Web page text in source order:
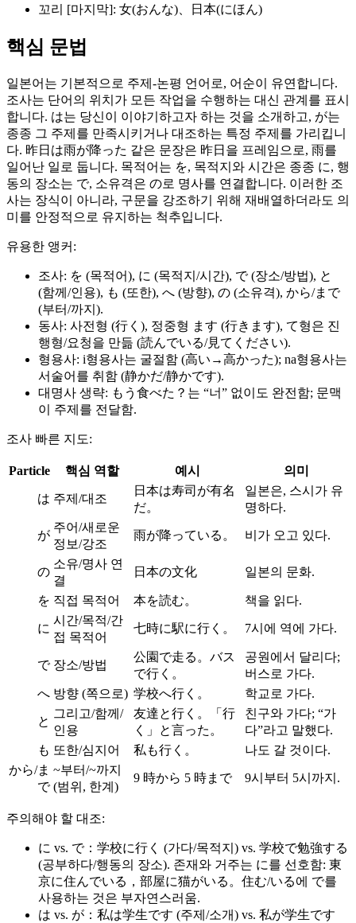
꼬리 [마지막]: 女(おんな)、日本(にほん)
핵심 문법
일본어는 기본적으로 주제-논평 언어로, 어순이 유연합니다.
조사는 단어의 위치가 모든 작업을 수행하는 대신 관계를 표시
합니다. は는 당신이 이야기하고자 하는 것을 소개하고, が는
종종 그 주제를 만족시키거나 대조하는 특정 주제를 가리킵니
다. 昨日は雨が降った 같은 문장은 昨日을 프레임으로, 雨를
일어난 일로 둡니다. 목적어는 を, 목적지와 시간은 종종 に, 행
동의 장소는 で, 소유격은 の로 명사를 연결합니다. 이러한 조
사는 장식이 아니라, 구문을 강조하기 위해 재배열하더라도 의
미를 안정적으로 유지하는 척추입니다.
유용한 앵커:
조사: を (목적어), に (목적지/시간), で (장소/방법), と
(함께/인용), も (또한), へ (방향), の (소유격), から/まで
(부터/까지).
동사: 사전형 (行く), 정중형 ます (行きます), て형은 진
행형/요청을 만듦 (読んでいる/見てください).
형용사: i형용사는 굴절함 (高い→高かった); na형용사는
서술어를 취함 (静かだ/静かです).
대명사 생략: もう食べた？는 “너” 없이도 완전함; 문맥
이 주제를 전달함.
조사 빠른 지도:
Particle 핵심 역할 예시 의미
は 주제/대조
日本は寿司が有名
だ。
일본은, 스시가 유
명하다.
が
주어/새로운
정보/강조
雨が降っている。 비가 오고 있다.
の
소유/명사 연
결
日本の文化 일본의 문화.
を 직접 목적어 本を読む。 책을 읽다.
に
시간/목적/간
접 목적어
七時に駅に行く。 7시에 역에 가다.
で 장소/방법
公園で走る。バス
で行く。
공원에서 달리다;
버스로 가다.
へ 방향 (쪽으로) 学校へ行く。 학교로 가다.
と
그리고/함께/
인용
友達と行く。「行
く」と言った。
친구와 가다; “가
다”라고 말했다.
も 또한/심지어 私も行く。
나도 갈 것이다.
から/ま
で
~부터/~까지
(범위, 한계)
9 時から 5 時まで 9시부터 5시까지.
주의해야 할 대조:
に vs. で：学校に行く (가다/목적지) vs. 学校で勉強する
(공부하다/행동의 장소). 존재와 거주는 に를 선호함: 東
京に住んでいる，部屋に猫がいる。住む/いる에 で를
사용하는 것은 부자연스러움.
は vs. が：私は学生です (주제/소개) vs. 私が学生です